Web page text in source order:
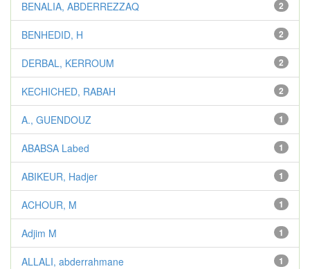
2
BENALIA, ABDERREZZAQ
2
BENHEDID, H
2
DERBAL, KERROUM
2
KECHICHED, RABAH
1
A., GUENDOUZ
1
ABABSA Labed
1
ABIKEUR, Hadjer
1
ACHOUR, M
1
Adjim M
1
ALLALI, abderrahmane